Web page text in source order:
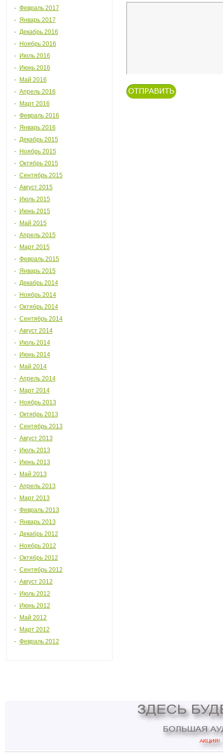
Февраль 2017
Январь 2017
Декабрь 2016
Ноябрь 2016
Июль 2016
Июнь 2016
Май 2016
Апрель 2016
Март 2016
Февраль 2016
Январь 2016
Декабрь 2015
Ноябрь 2015
Октябрь 2015
Сентябрь 2015
Август 2015
Июль 2015
Июнь 2015
Май 2015
Апрель 2015
Март 2015
Февраль 2015
Январь 2015
Декабрь 2014
Ноябрь 2014
Октябрь 2014
Сентябрь 2014
Август 2014
Июль 2014
Июнь 2014
Май 2014
Апрель 2014
Март 2014
Ноябрь 2013
Октябрь 2013
Сентябрь 2013
Август 2013
Июль 2013
Июнь 2013
Май 2013
Апрель 2013
Март 2013
Февраль 2013
Январь 2013
Декабрь 2012
Ноябрь 2012
Октябрь 2012
Сентябрь 2012
Август 2012
Июль 2012
Июнь 2012
Май 2012
Март 2012
Февраль 2012